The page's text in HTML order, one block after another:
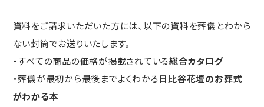
資料をご請求いただいた方には、以下の資料を葬儀とわから
ない封筒でお送りいたします。
・すべての商品の価格が掲載されている総合カタログ
・葬儀が最初から最後までよくわかる日比谷花壇のお葬式
がわかる本